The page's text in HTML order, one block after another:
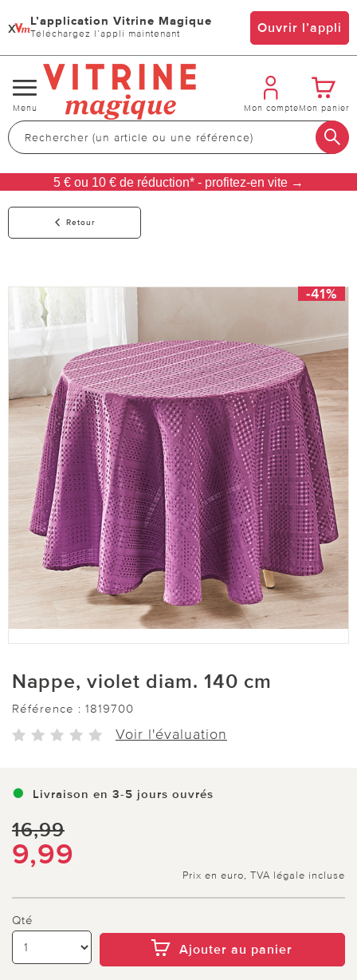
x L’application Vitrine Magique
Téléchargez l’appli maintenant Ouvrir l’appli
Changer
de
navigation
Menu Mon compteMon panier
5 € ou 10 € de réduction* - profitez-en vite →
Retour
-41%
Nappe, violet diam. 140 cm
Référence : 1819700
Voir l'évaluation
Livraison en 3-5 jours ouvrés
16,99
9,99
Prix en euro, TVA légale incluse
Qté
Ajouter au panier